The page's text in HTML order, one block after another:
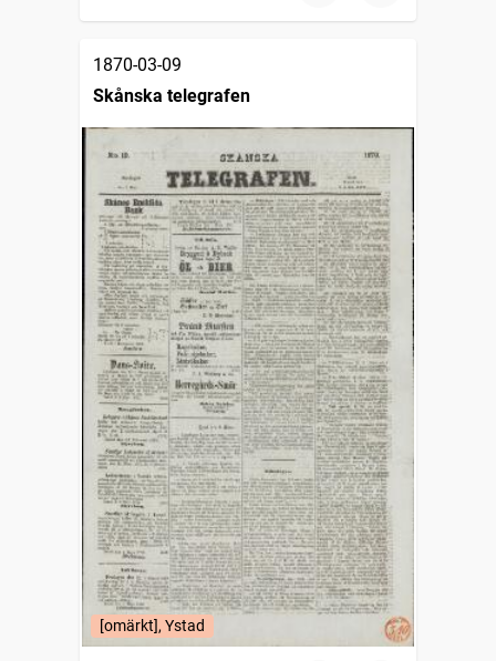
1870-03-09
Skånska telegrafen
[omärkt], Ystad